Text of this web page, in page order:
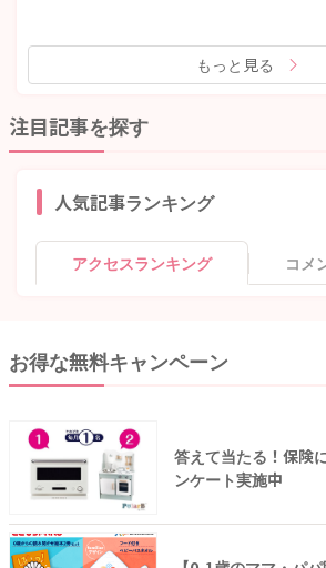
もっと見る
注目記事を探す
人気記事ランキング
アクセスランキング コメ
お得な無料キャンペーン
答えて当たる！保険
ンケート実施中